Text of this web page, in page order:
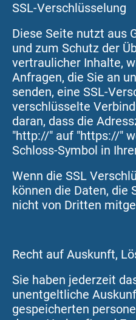
SSL-Verschlüsselung
Diese Seite nutzt aus
und zum Schutz der
vertraulicher Inhalte,
Anfragen, die Sie an
senden, eine SSL-
verschlüsselte
daran, dass die
"http://" auf "https://"
Schloss-Symbol in
Wenn die SSL
können die Daten, die
nicht von Dritten
Recht auf Auskunft,
Sie haben jederzeit
unentgeltliche
gespeicherten